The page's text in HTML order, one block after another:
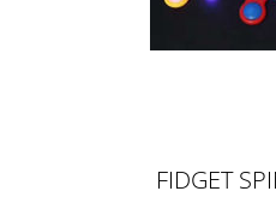
FIDGET